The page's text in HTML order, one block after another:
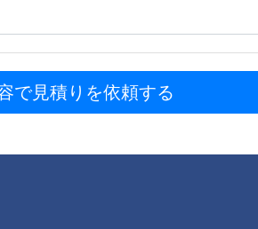
で見積りを依頼する